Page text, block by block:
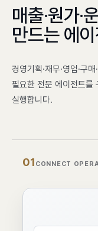
매출·원가·
만드는 에
경영기획·재무·영업·구
필요한 전문 에이전트를
실행합니다.
01 CONNECT